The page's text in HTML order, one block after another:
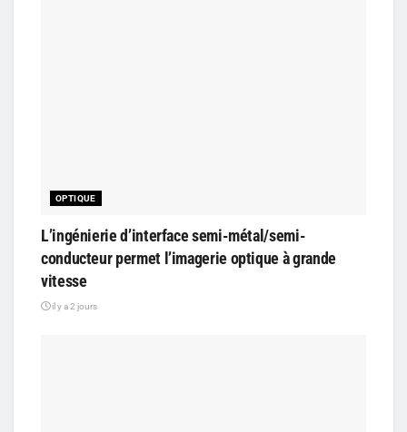
OPTIQUE
L’ingénierie d’interface semi-métal/semi-
conducteur permet l’imagerie optique à grande
vitesse
il y a 2 jours